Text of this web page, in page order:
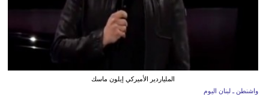
الملياردير الأميركي إيلون ماسك
واشنطن ـ لبنان اليوم